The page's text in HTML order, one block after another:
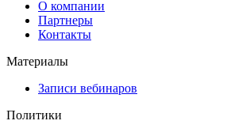
О компании
Партнеры
Контакты
Материалы
Записи вебинаров
Политики